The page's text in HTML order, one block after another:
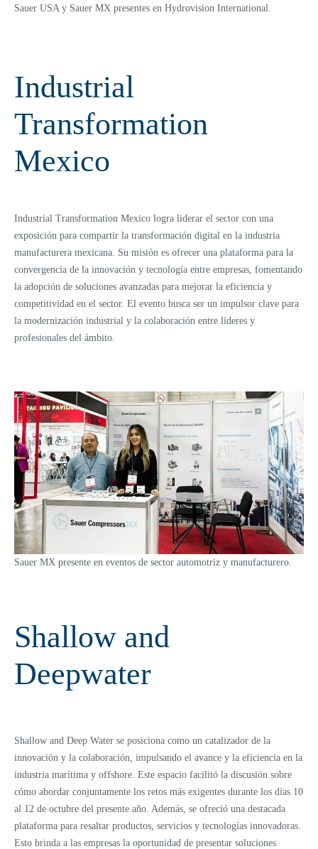
Sauer USA y Sauer MX presentes en Hydrovision International.
Industrial
Transformation
Mexico
Industrial Transformation Mexico logra liderar el sector con una
exposición para compartir la transformación digital en la industria
manufacturera mexicana. Su misión es ofrecer una plataforma para la
convergencia de la innovación y tecnología entre empresas, fomentando
la adopción de soluciones avanzadas para mejorar la eficiencia y
competitividad en el sector. El evento busca ser un impulsor clave para
la modernización industrial y la colaboración entre líderes y
profesionales del ámbito.
Sauer MX presente en eventos de sector automotriz y manufacturero.
Shallow and
Deepwater
Shallow and Deep Water se posiciona como un catalizador de la
innovación y la colaboración, impulsando el avance y la eficiencia en la
industria marítima y offshore. Este espacio facilitó la discusión sobre
cómo abordar conjuntamente los retos más exigentes durante los días 10
al 12 de octubre del presente año. Además, se ofreció una destacada
plataforma para resaltar productos, servicios y tecnologías innovadoras.
Esto brinda a las empresas la oportunidad de presentar soluciones